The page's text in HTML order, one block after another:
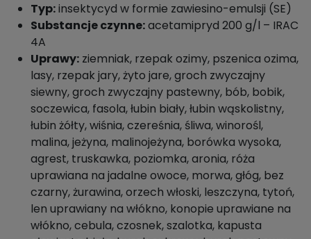
Typ:insektycyd w formie zawiesino-emulsji (SE)
Substancje czynne:acetamipryd 200 g/l – IRAC
4A
Uprawy: ziemniak, rzepak ozimy, pszenica ozima,
lasy, rzepak jary, żyto jare, groch zwyczajny
siewny, groch zwyczajny pastewny, bób, bobik,
soczewica, fasola, łubin biały, łubin wąskolistny,
łubin żółty, wiśnia, czereśnia, śliwa, winorośl,
malina, jeżyna, malinojeżyna, borówka wysoka,
agrest, truskawka, poziomka, aronia, róża
uprawiana na jadalne owoce, morwa, głóg, bez
czarny, żurawina, orzech włoski, leszczyna, tytoń,
len uprawiany na włókno, konopie uprawiane na
włókno, cebula, czosnek, szalotka, kapusta